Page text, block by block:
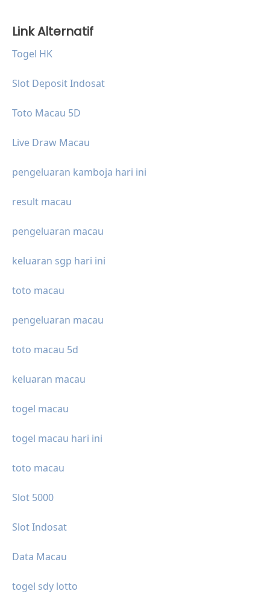
Link Alternatif
Togel HK
Slot Deposit Indosat
Toto Macau 5D
Live Draw Macau
pengeluaran kamboja hari ini
result macau
pengeluaran macau
keluaran sgp hari ini
toto macau
pengeluaran macau
toto macau 5d
keluaran macau
togel macau
togel macau hari ini
toto macau
Slot 5000
Slot Indosat
Data Macau
togel sdy lotto